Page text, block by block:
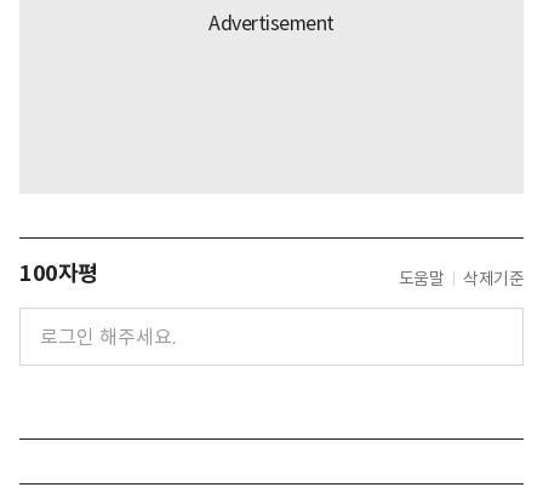
100자평 도움말 삭제기준